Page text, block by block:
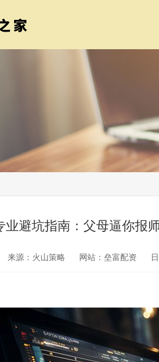
业避坑指南：父母逼你报
来源：火山策略 网站：垒富配资